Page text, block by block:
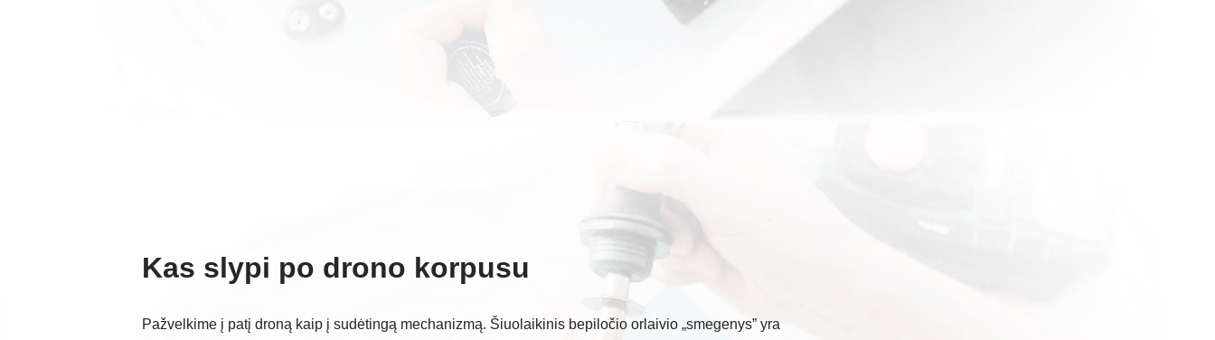
Kas slypi po drono korpusu
Pažvelkime į patį droną kaip į sudėtingą mechanizmą. Šiuolaikinis bepiločio orlaivio „smegenys” yra